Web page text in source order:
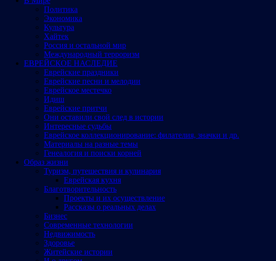
Политика
Экономика
Культура
Хайтек
Россия и остальной мир
Международный терроризм
ЕВРЕЙСКОЕ НАСЛЕДИЕ
Еврейские праздники
Еврейские песни и мелодии
Еврейское местечко
Идиш
Еврейские притчи
Они оставили свой след в истории
Интересные судьбы
Еврейское коллекционирование: филателия, значки и др.
Материалы на разные темы
Генеалогия и поиски корней
Образ жизни
Туризм, путешествия и кулинария
Еврейская кухня
Благотворительность
Проекты и их осуществление
Рассказы о реальных делах
Бизнес
Современные технологии
Недвижимость
Здоровье
Житейские истории